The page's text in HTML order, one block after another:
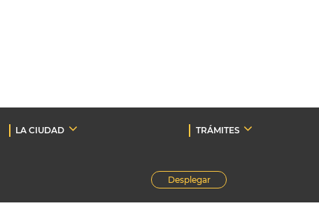
LA CIUDAD TRÁMITES
Desplegar